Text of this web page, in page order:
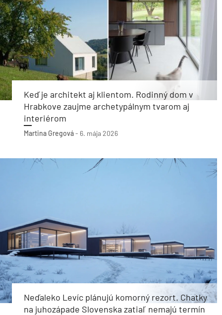
Keď je architekt aj klientom. Rodinný dom v
Hrabkove zaujme archetypálnym tvarom aj
interiérom
Martina Gregová- 6. mája 2026
Neďaleko Levíc plánujú komorný rezort. Chatky
na juhozápade Slovenska zatiaľ nemajú termín